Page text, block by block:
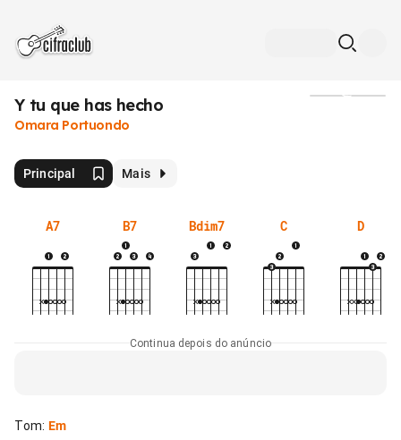
Y tu que has hecho
Omara Portuondo
Principal Mais
A7 B7 Bdim7 C D
Continua depois do anúncio
Tom: Em